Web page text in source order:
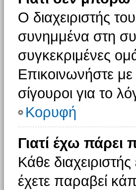
Ο διαχειριστής
συνημμένα στη
συγκεκριμένες
Επικοινωνήστε με
σίγουροι για το
Κορυφή
Γιατί έχω πάρει
Κάθε
έχετε παραβεί